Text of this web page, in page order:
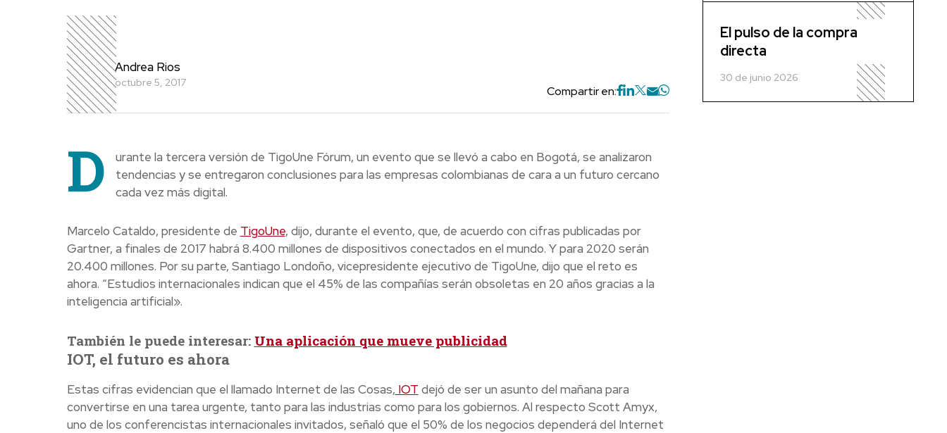
Andrea Rios
octubre 5, 2017
Compartir en:
D
urante la tercera versión de TigoUne Fórum, un evento que se llevó a cabo en Bogotá, se analizaron
tendencias y se entregaron conclusiones para las empresas colombianas de cara a un futuro cercano
cada vez más digital.
Marcelo Cataldo, presidente de TigoUne, dijo, durante el evento, que, de acuerdo con cifras publicadas por
Gartner, a finales de 2017 habrá 8.400 millones de dispositivos conectados en el mundo. Y para 2020 serán
20.400 millones. Por su parte, Santiago Londoño, vicepresidente ejecutivo de TigoUne, dijo que el reto es
ahora. “Estudios internacionales indican que el 45% de las compañías serán obsoletas en 20 años gracias a la
inteligencia artificial».
También le puede interesar: Una aplicación que mueve publicidad
IOT, el futuro es ahora
Estas cifras evidencian que el llamado Internet de las Cosas, IOT dejó de ser un asunto del mañana para
convertirse en una tarea urgente, tanto para las industrias como para los gobiernos. Al respecto Scott Amyx,
uno de los conferencistas internacionales invitados, señaló que el 50% de los negocios dependerá del Internet
El pulso de la compra
directa
30 de junio 2026